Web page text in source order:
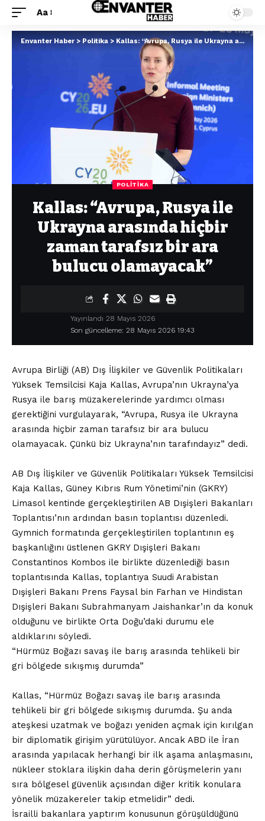
Aa
Envanter Haber > Politika>Kallas: “Avrupa, Rusya ile Ukrayna arasında hiçbir zaman tarafsız bir ara bulucu olamayacak”
POLITIKA
Kallas: “Avrupa, Rusya ile
Ukrayna arasında hiçbir
zaman tarafsız bir ara
bulucu olamayacak”
Son güncelleme: 28 Mayıs 2026 19:43
Yayınlandı 28 Mayıs 2026
Avrupa Birliği (AB) Dış İlişkiler ve Güvenlik Politikaları
Yüksek Temsilcisi Kaja Kallas, Avrupa’nın Ukrayna’ya
Rusya ile barış müzakerelerinde yardımcı olması
gerektiğini vurgulayarak, “Avrupa, Rusya ile Ukrayna
arasında hiçbir zaman tarafsız bir ara bulucu
olamayacak. Çünkü biz Ukrayna’nın tarafındayız” dedi.
AB Dış İlişkiler ve Güvenlik Politikaları Yüksek Temsilcisi
Kaja Kallas, Güney Kıbrıs Rum Yönetimi’nin (GKRY)
Limasol kentinde gerçekleştirilen AB Dışişleri Bakanları
Toplantısı’nın ardından basın toplantısı düzenledi.
Gymnich formatında gerçekleştirilen toplantının eş
başkanlığını üstlenen GKRY Dışişleri Bakanı
Constantinos Kombos ile birlikte düzenlediği basın
toplantısında Kallas, toplantıya Suudi Arabistan
Dışişleri Bakanı Prens Faysal bin Farhan ve Hindistan
Dışişleri Bakanı Subrahmanyam Jaishankar’ın da konuk
olduğunu ve birlikte Orta Doğu’daki durumu ele
aldıklarını söyledi.
“Hürmüz Boğazı savaş ile barış arasında tehlikeli bir
gri bölgede sıkışmış durumda”
Kallas, “Hürmüz Boğazı savaş ile barış arasında
tehlikeli bir gri bölgede sıkışmış durumda. Şu anda
ateşkesi uzatmak ve boğazı yeniden açmak için kırılgan
bir diplomatik girişim yürütülüyor. Ancak ABD ile İran
arasında yapılacak herhangi bir ilk aşama anlaşmasını,
nükleer stoklara ilişkin daha derin görüşmelerin yanı
sıra bölgesel güvenlik açısından diğer kritik konulara
yönelik müzakereler takip etmelidir” dedi.
İsrailli bakanlara yaptırım konusunun görüşüldüğünü